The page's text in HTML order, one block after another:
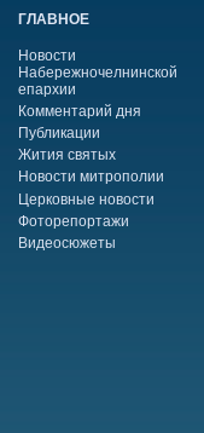
ГЛАВНОЕ
Новости
Набережночелнинской
епархии
Комментарий дня
Публикации
Жития святых
Новости митрополии
Церковные новости
Фоторепортажи
Видеосюжеты